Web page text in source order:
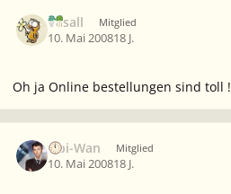
Vasall Mitglied
10. Mai 200818 J.
Oh ja Online bestellungen sind toll !
Obi-Wan Mitglied
10. Mai 200818 J.